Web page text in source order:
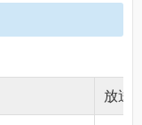
放送